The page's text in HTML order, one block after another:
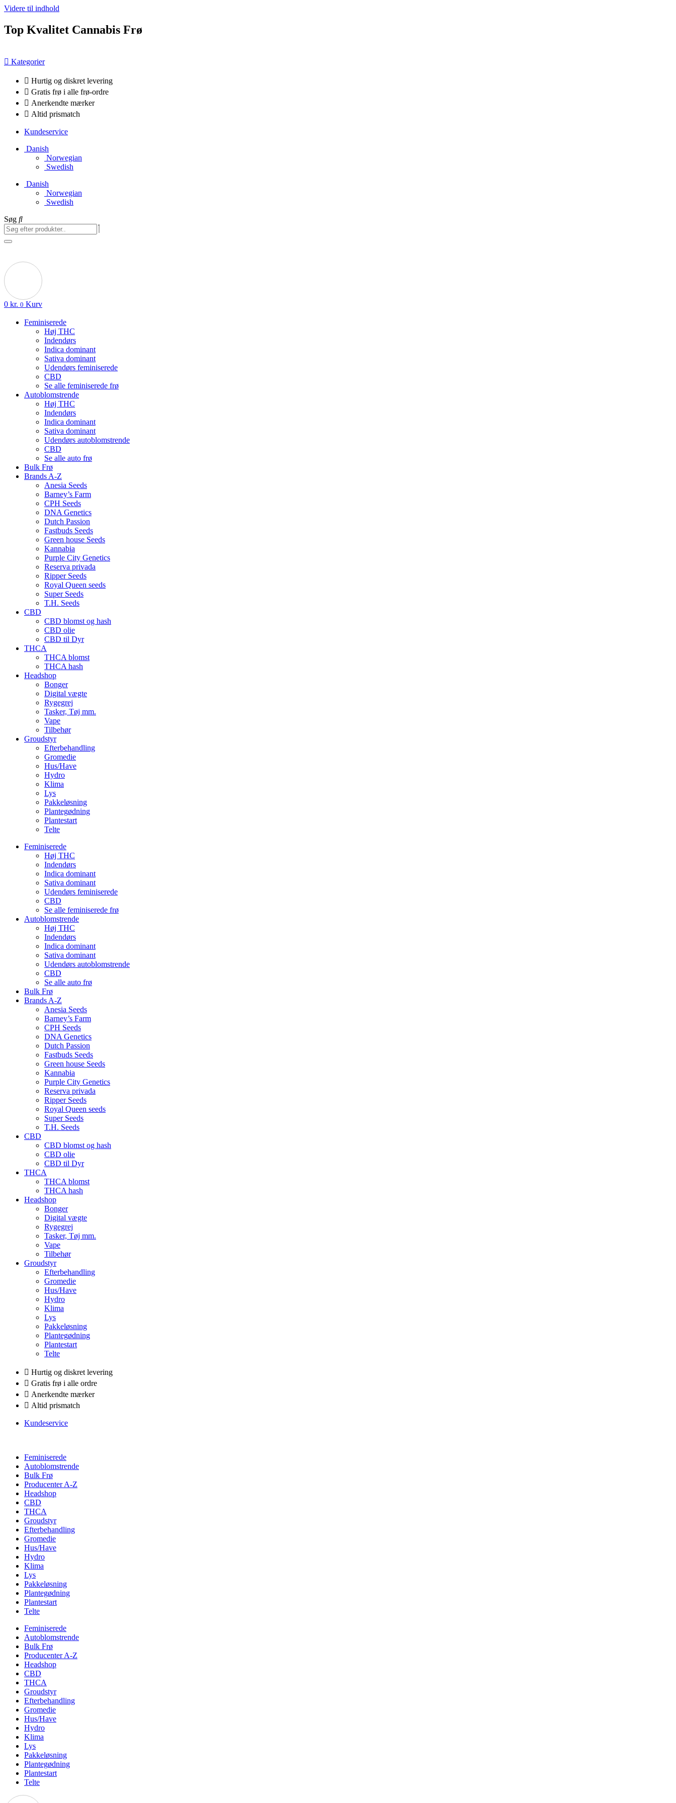
Videre til indhold
Top Kvalitet Cannabis Frø
Kategorier
Hurtig og diskret levering
Gratis frø i alle frø-ordre
Anerkendte mærker
Altid prismatch
Kundeservice
Danish
Norwegian
Swedish
Danish
Norwegian
Swedish
Søg
0 kr. 0 Kurv
Feminiserede
Høj THC
Indendørs
Indica dominant
Sativa dominant
Udendørs feminiserede
CBD
Se alle feminiserede frø
Autoblomstrende
Høj THC
Indendørs
Indica dominant
Sativa dominant
Udendørs autoblomstrende
CBD
Se alle auto frø
Bulk Frø
Brands A-Z
Anesia Seeds
Barney’s Farm
CPH Seeds
DNA Genetics
Dutch Passion
Fastbuds Seeds
Green house Seeds
Kannabia
Purple City Genetics
Reserva privada
Ripper Seeds
Royal Queen seeds
Super Seeds
T.H. Seeds
CBD
CBD blomst og hash
CBD olie
CBD til Dyr
THCA
THCA blomst
THCA hash
Headshop
Bonger
Digital vægte
Rygegrej
Tasker, Tøj mm.
Vape
Tilbehør
Groudstyr
Efterbehandling
Gromedie
Hus/Have
Hydro
Klima
Lys
Pakkeløsning
Plantegødning
Plantestart
Telte
Feminiserede
Høj THC
Indendørs
Indica dominant
Sativa dominant
Udendørs feminiserede
CBD
Se alle feminiserede frø
Autoblomstrende
Høj THC
Indendørs
Indica dominant
Sativa dominant
Udendørs autoblomstrende
CBD
Se alle auto frø
Bulk Frø
Brands A-Z
Anesia Seeds
Barney’s Farm
CPH Seeds
DNA Genetics
Dutch Passion
Fastbuds Seeds
Green house Seeds
Kannabia
Purple City Genetics
Reserva privada
Ripper Seeds
Royal Queen seeds
Super Seeds
T.H. Seeds
CBD
CBD blomst og hash
CBD olie
CBD til Dyr
THCA
THCA blomst
THCA hash
Headshop
Bonger
Digital vægte
Rygegrej
Tasker, Tøj mm.
Vape
Tilbehør
Groudstyr
Efterbehandling
Gromedie
Hus/Have
Hydro
Klima
Lys
Pakkeløsning
Plantegødning
Plantestart
Telte
Hurtig og diskret levering
Gratis frø i alle ordre
Anerkendte mærker
Altid prismatch
Kundeservice
Feminiserede
Autoblomstrende
Bulk Frø
Producenter A-Z
Headshop
CBD
THCA
Groudstyr
Efterbehandling
Gromedie
Hus/Have
Hydro
Klima
Lys
Pakkeløsning
Plantegødning
Plantestart
Telte
Feminiserede
Autoblomstrende
Bulk Frø
Producenter A-Z
Headshop
CBD
THCA
Groudstyr
Efterbehandling
Gromedie
Hus/Have
Hydro
Klima
Lys
Pakkeløsning
Plantegødning
Plantestart
Telte